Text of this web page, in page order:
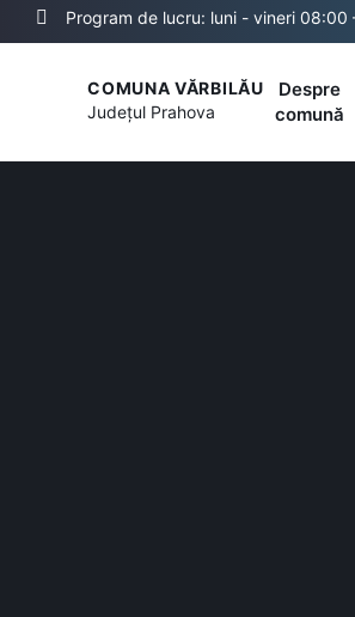
Program de lucru: luni - vineri 08:00
COMUNA VĂRBILĂU
Județul Prahova
Despre
comună